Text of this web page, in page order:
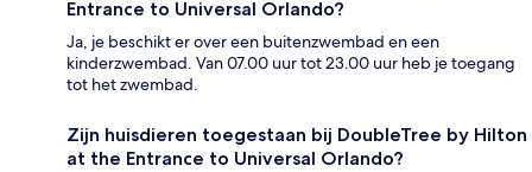
Entrance to Universal Orlando?
Ja, je beschikt er over een buitenzwembad en een
kinderzwembad. Van 07.00 uur tot 23.00 uur heb je toegang
tot het zwembad.
Zijn huisdieren toegestaan bij DoubleTree by Hilton
at the Entrance to Universal Orlando?